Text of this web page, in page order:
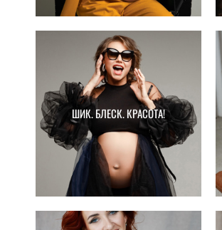
ШИК. БЛЕСК. КРАСОТА!